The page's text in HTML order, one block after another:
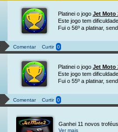
Platinei o jogo Jet Moto
Este jogo tem dificuldade
Fui o 56º a platinar,
Comentar Curtir 0
Platinei o jogo Jet Moto
Este jogo tem dificuldade
Fui o 55º a platinar,
Comentar Curtir 0
Ganhei 11 novos
Ver mais